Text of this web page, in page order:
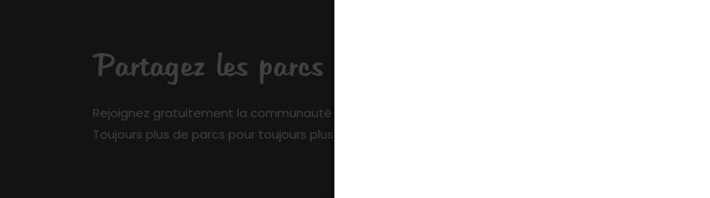
Partagez les parcs que vous connaissez
Rejoignez gratuitement la communauté de My Kiddy Park et ajoutez votre pierre à l’édifice !
Toujours plus de parcs pour toujours plus de fun !